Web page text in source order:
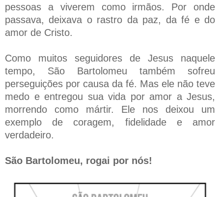
pessoas a viverem como irmãos. Por onde
passava, deixava o rastro da paz, da fé e do
amor de Cristo.
Como muitos seguidores de Jesus naquele
tempo, São Bartolomeu também sofreu
perseguições por causa da fé. Mas ele não teve
medo e entregou sua vida por amor a Jesus,
morrendo como mártir. Ele nos deixou um
exemplo de coragem, fidelidade e amor
verdadeiro.
São Bartolomeu, rogai por nós!